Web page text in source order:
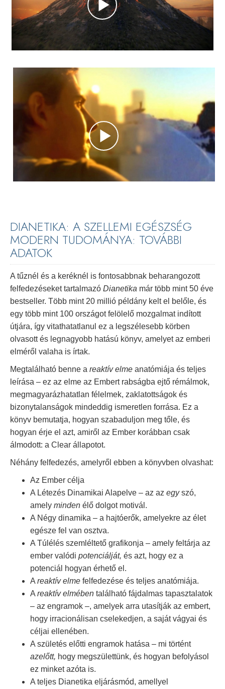
DIANETIKA: A SZELLEMI EGÉSZSÉG
MODERN TUDOMÁNYA: TOVÁBBI
ADATOK
A tűznél és a keréknél is fontosabbnak beharangozott
felfedezéseket tartalmazó Dianetika már több mint 50 éve
bestseller. Több mint 20 millió példány kelt el belőle, és
egy több mint 100 országot felölelő mozgalmat indított
útjára, így vitathatatlanul ez a legszélesebb körben
olvasott és legnagyobb hatású könyv, amelyet az emberi
elméről valaha is írtak.
Megtalálható benne a reaktív elme anatómiája és teljes
leírása – ez az elme az Embert rabságba ejtő rémálmok,
megmagyarázhatatlan félelmek, zaklatottságok és
bizonytalanságok mindeddig ismeretlen forrása. Ez a
könyv bemutatja, hogyan szabaduljon meg tőle, és
hogyan érje el azt, amiről az Ember korábban csak
álmodott: a Clear állapotot.
Néhány felfedezés, amelyről ebben a könyvben olvashat:
Az Ember célja
A Létezés Dinamikai Alapelve – az az egyszó,
amely minden élő dolgot motivál.
A Négy dinamika – a hajtóerők, amelyekre az élet
egésze fel van osztva.
A Túlélés szemléltető grafikonja – amely feltárja az
ember valódi potenciálját, és azt, hogy ez a
potenciál hogyan érhető el.
A reaktív elme felfedezése és teljes anatómiája.
A reaktív elmében található fájdalmas tapasztalatok
– az engramok –, amelyek arra utasítják az embert,
hogy irracionálisan cselekedjen, a saját vágyai és
céljai ellenében.
A születés előtti engramok hatása – mi történt
azelőtt, hogy megszülettünk, és hogyan befolyásol
ez minket azóta is.
A teljes Dianetika eljárásmód, amellyel